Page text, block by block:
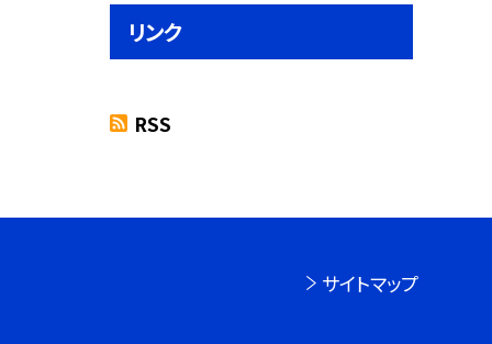
リンク
RSS
サイトマップ